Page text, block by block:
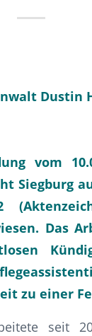
Dustin
vom
Siegburg
Das
zu einer
seit